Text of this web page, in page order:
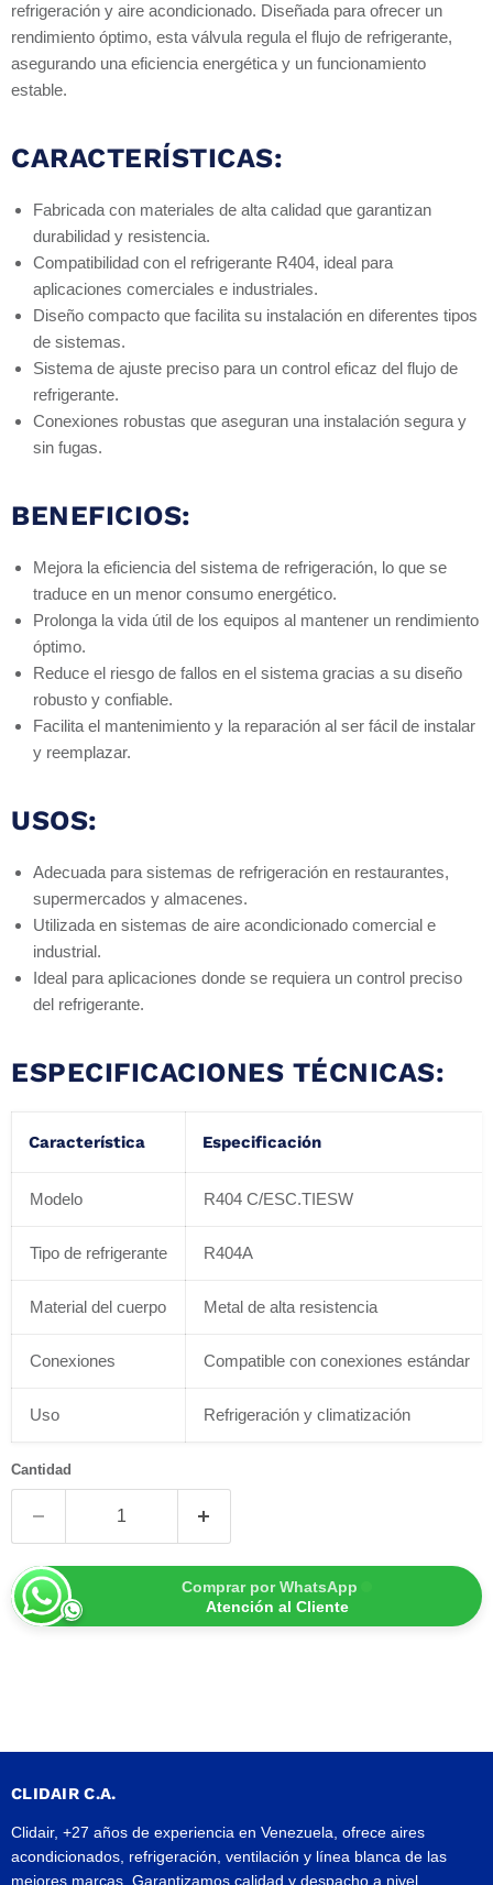
refrigeración y aire acondicionado. Diseñada para ofrecer un
rendimiento óptimo, esta válvula regula el flujo de refrigerante,
asegurando una eficiencia energética y un funcionamiento
estable.
CARACTERÍSTICAS:
Fabricada con materiales de alta calidad que garantizan
durabilidad y resistencia.
Compatibilidad con el refrigerante R404, ideal para
aplicaciones comerciales e industriales.
Diseño compacto que facilita su instalación en diferentes tipos
de sistemas.
Sistema de ajuste preciso para un control eficaz del flujo de
refrigerante.
Conexiones robustas que aseguran una instalación segura y
sin fugas.
BENEFICIOS:
Mejora la eficiencia del sistema de refrigeración, lo que se
traduce en un menor consumo energético.
Prolonga la vida útil de los equipos al mantener un rendimiento
óptimo.
Reduce el riesgo de fallos en el sistema gracias a su diseño
robusto y confiable.
Facilita el mantenimiento y la reparación al ser fácil de instalar
y reemplazar.
USOS:
Adecuada para sistemas de refrigeración en restaurantes,
supermercados y almacenes.
Utilizada en sistemas de aire acondicionado comercial e
industrial.
Ideal para aplicaciones donde se requiera un control preciso
del refrigerante.
ESPECIFICACIONES TÉCNICAS:
Característica Especificación
Modelo R404 C/ESC.TIESW
Tipo de refrigerante R404A
Material del cuerpo Metal de alta resistencia
Conexiones Compatible con conexiones estándar
Uso Refrigeración y climatización
Cantidad
Comprar por WhatsApp
Atención al Cliente
CLIDAIR C.A.
Clidair, +27 años de experiencia en Venezuela, ofrece aires
acondicionados, refrigeración, ventilación y línea blanca de las
mejores marcas. Garantizamos calidad y despacho a nivel